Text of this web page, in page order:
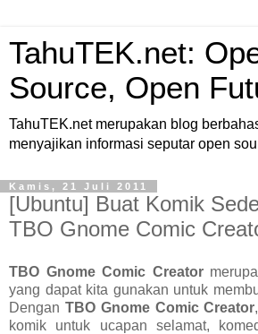
TahuTEK.net:
Source, Open
TahuTEK.net merupakan blog
menyajikan informasi seputar open
Kamis, 21 Juli 2011
[Ubuntu] Buat Komik
TBO Gnome Comic
TBO Gnome Comic Creator
yang dapat kita gunakan untuk
Dengan TBO Gnome Comic Creator
komik untuk ucapan selamat,